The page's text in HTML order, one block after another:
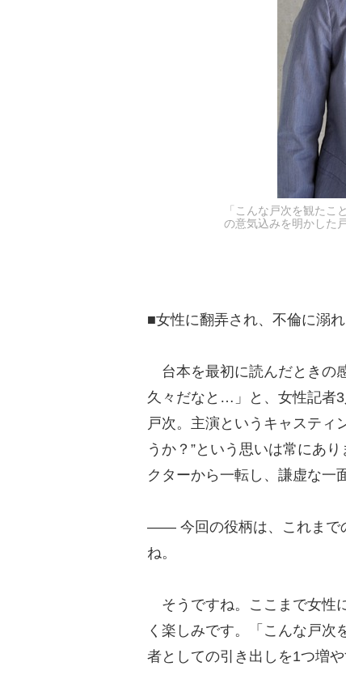
「こんな戸次を観た
の意気込みを明かした
■女性に翻弄され、不倫に溺
台本を最初に読んだときの
久々だなと…」と、女性記者
戸次。主演というキャスティ
うか？”という思いは常にあ
クターから一転し、謙虚な一
―― 今回の役柄は、これまで
ね。
そうですね。ここまで女性
く楽しみです。「こんな戸次
者としての引き出しを1つ増